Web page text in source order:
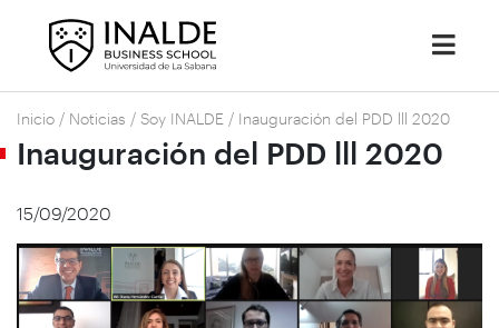
Inicio / Noticias / Soy INALDE / Inauguración del PDD lll 2020
Inauguración del PDD lll 2020
15/09/2020